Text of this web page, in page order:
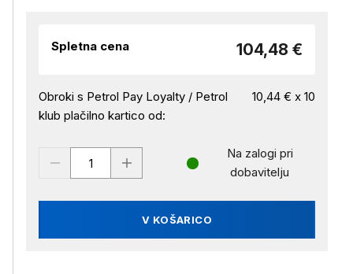
Spletna cena 104,48 €
Obroki s Petrol Pay Loyalty / Petrol
klub plačilno kartico od:
10,44 € x 10
V KOŠARICO
Na zalogi pri
dobavitelju